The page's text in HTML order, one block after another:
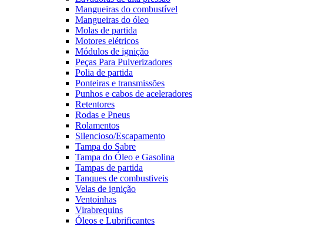
Mangueiras do combustível
Mangueiras do óleo
Molas de partida
Motores elétricos
Módulos de ignição
Peças Para Pulverizadores
Polia de partida
Ponteiras e transmissões
Punhos e cabos de aceleradores
Retentores
Rodas e Pneus
Rolamentos
Silencioso/Escapamento
Tampa do Sabre
Tampa do Óleo e Gasolina
Tampas de partida
Tanques de combustiveis
Velas de ignição
Ventoinhas
Virabrequins
Óleos e Lubrificantes